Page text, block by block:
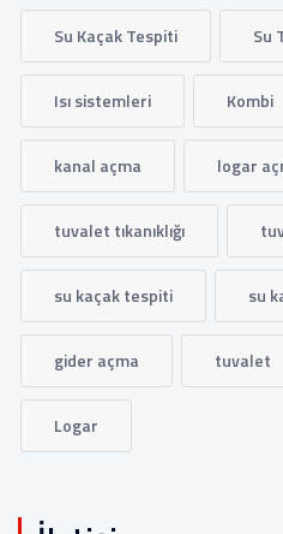
Su Kaçak Tespiti Su
Isı sistemleri Kombi
kanal açma logar
tuvalet tıkanıklığı
su kaçak tespiti su
gider açma tuvalet
Logar